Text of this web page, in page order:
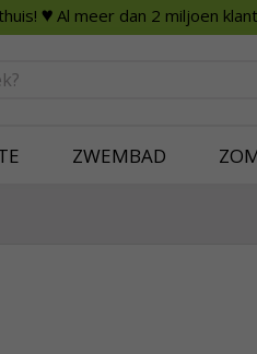
♥ Al meer dan 2 miljoen
ZWEMBAD
Slimme beveiliging